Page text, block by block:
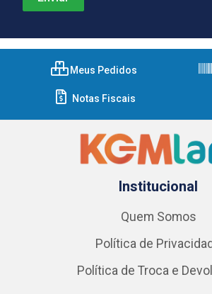
Meus Pedidos
Notas Fiscais
Institucional
Quem Somos
Política de
Política de Troca e